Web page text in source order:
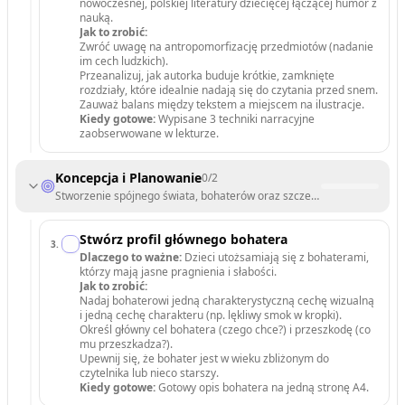
nowoczesnej, polskiej literatury dziecięcej łączącej humor z
nauką.
Jak to zrobić:
Zwróć uwagę na antropomorfizację przedmiotów (nadanie
im cech ludzkich).
Przeanalizuj, jak autorka buduje krótkie, zamknięte
rozdziały, które idealnie nadają się do czytania przed snem.
Zauważ balans między tekstem a miejscem na ilustracje.
Kiedy gotowe:Wypisane 3 techniki narracyjne
zaobserwowane w lekturze.
Koncepcja i Planowanie0/2
Stworzenie spójnego świata, bohaterów oraz szczegółowego planu
3. Stwórz profil głównego bohatera
Dlaczego to ważne: Dzieci utożsamiają się z bohaterami,
którzy mają jasne pragnienia i słabości.
Jak to zrobić:
Nadaj bohaterowi jedną charakterystyczną cechę wizualną
i jedną cechę charakteru (np. lękliwy smok w kropki).
Określ główny cel bohatera (czego chce?) i przeszkodę (co
mu przeszkadza?).
Upewnij się, że bohater jest w wieku zbliżonym do
czytelnika lub nieco starszy.
Kiedy gotowe:Gotowy opis bohatera na jedną stronę A4.